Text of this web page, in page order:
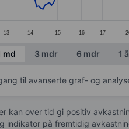
13 14 15 16 17
md 3 mdr 6 mdr 1
til avanserte graf- og
kan over tid gi positiv
indikator på fremtidig